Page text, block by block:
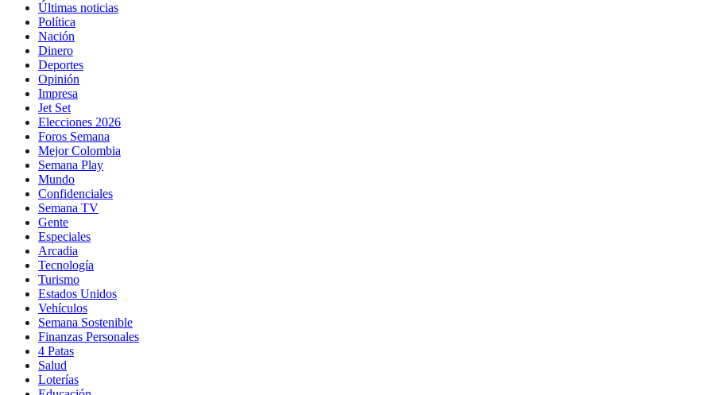
Últimas noticias
Política
Nación
Dinero
Deportes
Opinión
Impresa
Jet Set
Elecciones 2026
Foros Semana
Mejor Colombia
Semana Play
Mundo
Confidenciales
Semana TV
Gente
Especiales
Arcadia
Tecnología
Turismo
Estados Unidos
Vehículos
Semana Sostenible
Finanzas Personales
4 Patas
Salud
Loterías